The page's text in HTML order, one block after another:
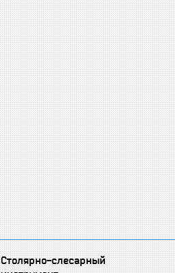
Столярно-слесарный